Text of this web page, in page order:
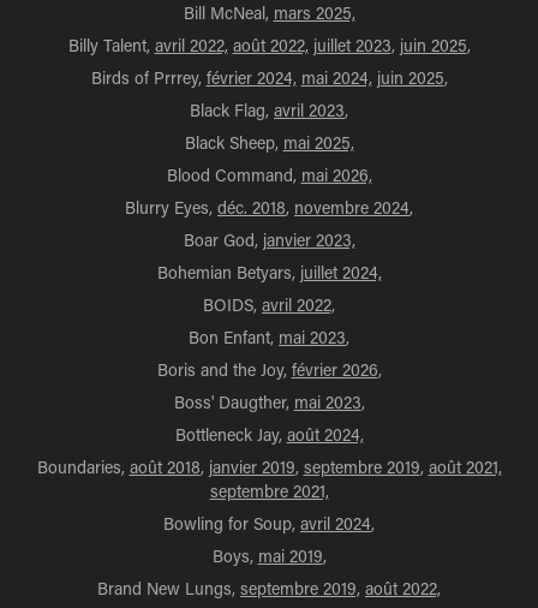
Bill McNeal, mars 2025,
Billy Talent, avril 2022, août 2022, juillet 2023, juin 2025,
Birds of Prrrey, février 2024, mai 2024, juin 2025,
Black Flag, avril 2023,
Black Sheep, mai 2025,
Blood Command, mai 2026,
Blurry Eyes, déc. 2018, novembre 2024,
Boar God, janvier 2023,
Bohemian Betyars, juillet 2024,
BOIDS, avril 2022,
Bon Enfant, mai 2023,
Boris and the Joy, février 2026,
Boss' Daugther, mai 2023,
Bottleneck Jay, août 2024,
Boundaries, août 2018, janvier 2019, septembre 2019, août 2021,
septembre 2021,
Bowling for Soup, avril 2024,
Boys, mai 2019,
Brand New Lungs, septembre 2019, août 2022,